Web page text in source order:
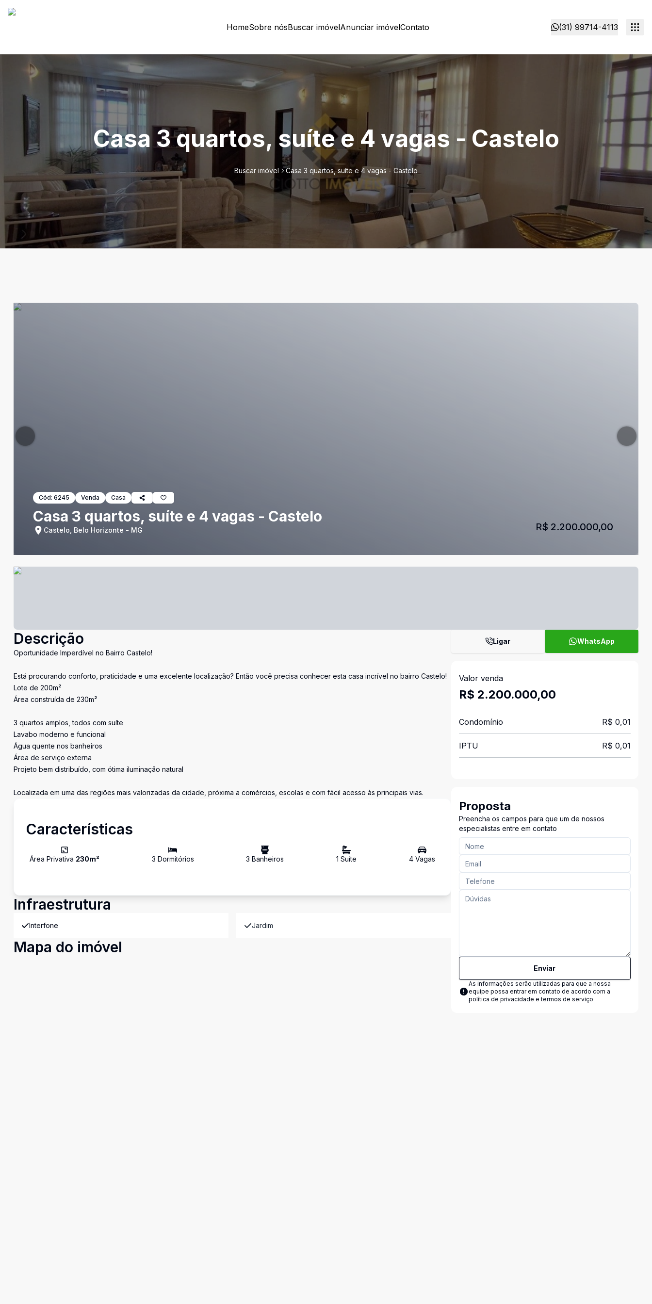
HomeSobre nósBuscar imóvelAnunciar imóvelContato (31) 99714-4113
Casa 3 quartos, suíte e 4 vagas - Castelo
Buscar imóvel Casa 3 quartos, suíte e 4 vagas - Castelo
Cód: 6245 Venda Casa
Casa 3 quartos, suíte e 4 vagas - Castelo
Castelo, Belo Horizonte - MG R$ 2.200.000,00
Descrição
Oportunidade Imperdível no Bairro Castelo!
Está procurando conforto, praticidade e uma excelente localização? Então você precisa conhecer esta casa incrível no bairro Castelo!
Lote de 200m²
Área construída de 230m²
3 quartos amplos, todos com suíte
Lavabo moderno e funcional
Água quente nos banheiros
Área de serviço externa
Projeto bem distribuído, com ótima iluminação natural
Localizada em uma das regiões mais valorizadas da cidade, próxima a comércios, escolas e com fácil acesso às principais vias.
Características
Área Privativa 230m² 3 Dormitórios 3 Banheiros 1 Suíte 4Vagas
Infraestrutura
Interfone Jardim
Mapa do imóvel
Ligar WhatsApp
Valor venda
R$ 2.200.000,00
Condomínio R$ 0,01
IPTU R$ 0,01
Proposta
Preencha os campos para que um de nossos
especialistas entre em contato
Enviar
As informações serão utilizadas para que a nossa
equipe possa entrar em contato de acordo com a
política de privacidade e termos de serviço